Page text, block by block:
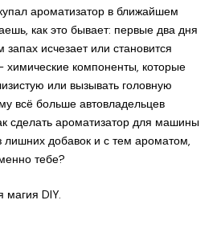
ароматизатор в ближайшем
как это бывает: первые два дня
исчезает или становится
компоненты, которые
или вызывать головную
всё больше автовладельцев
сделать ароматизатор для машины
лишних добавок и с тем ароматом,
тебе?
магия DIY.